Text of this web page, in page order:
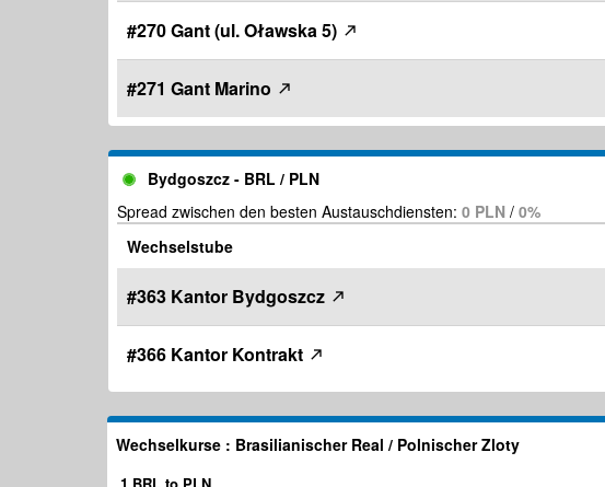
#270 Gant (ul. Oławska 5)
#271 Gant Marino
Bydgoszcz - BRL / PLN
Spread zwischen den besten Austauschdiensten: 0 PLN / 0%
Wechselstube
#363 Kantor Bydgoszcz
#366 Kantor Kontrakt
Wechselkurse : Brasilianischer Real / Polnischer Zloty